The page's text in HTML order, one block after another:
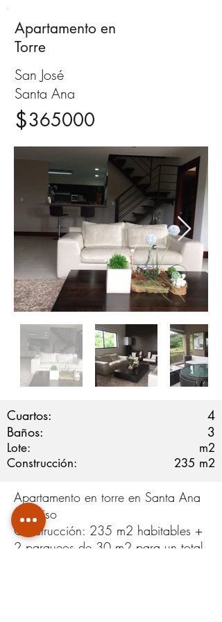
Apartamento en
Torre
San José
Santa Ana
$365000
Cuartos:
Baños:
Lote:
Construcción:
4
3
235
m2
m2
Apartamento en torre en Santa Ana
3er piso
Construcción: 235 m2 habitables +
2 parqueos de 30 m2 para un total